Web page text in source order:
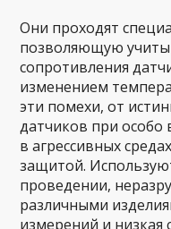
Они проходят
позволяющую
сопротивления
изменением
эти помехи, от
датчиков при особо
в агрессивных
защитой.
проведении,
различными
измерений и низкая